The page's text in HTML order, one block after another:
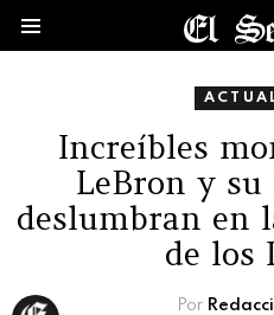
Increíbles
LeBron y
deslumbran en
de los
Por